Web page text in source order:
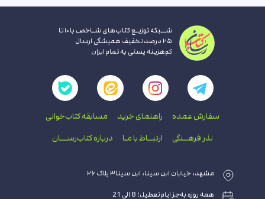
شــبکه توزیـع کتاب‌های شـاخص با ۱۰ تا
۲۵ درصد تخفیف همیشگی ارسال
کم‌هزینه پستی به تمام ایران
سفارش عمده راهنمای‌ خرید مسابقه کتاب‌خوانی
نذر فرهــنگی ارتبــاط با‌ مـا درباره کتاب‌رســـان
مشهد، خیابان ابن سینا، ابن سینا۳ پلاک ۲۶
همه روزه به‌جز ایام تعطیل؛ 8 الی 21